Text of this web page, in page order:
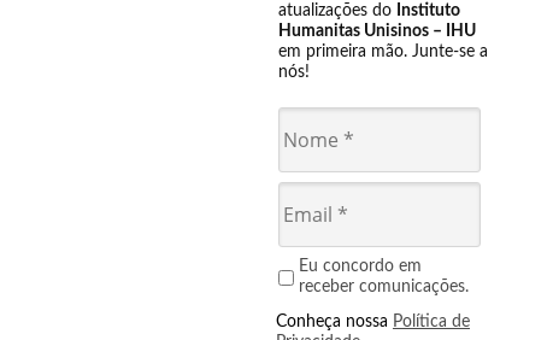
atualizações do Instituto
Humanitas Unisinos – IHU
em primeira mão. Junte-se a
nós!
Eu concordo em
receber comunicações.
Conheça nossa Política de